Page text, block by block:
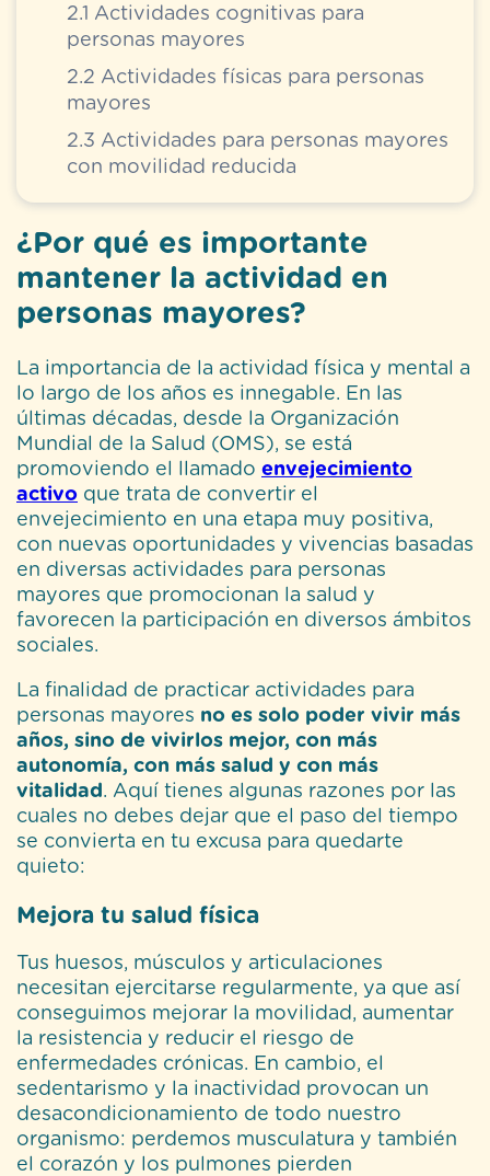
2.1 Actividades cognitivas para
personas mayores
2.2 Actividades físicas para personas
mayores
2.3 Actividades para personas mayores
con movilidad reducida
¿Por qué es importante
mantener la actividad en
personas mayores?
La importancia de la actividad física y mental a
lo largo de los años es innegable. En las
últimas décadas, desde la Organización
Mundial de la Salud (OMS), se está
promoviendo el llamado envejecimiento
activo que trata de convertir el
envejecimiento en una etapa muy positiva,
con nuevas oportunidades y vivencias basadas
en diversas actividades para personas
mayores que promocionan la salud y
favorecen la participación en diversos ámbitos
sociales.
La finalidad de practicar actividades para
personas mayores no es solo poder vivir más
años, sino de vivirlos mejor, con más
autonomía, con más salud y con más
vitalidad. Aquí tienes algunas razones por las
cuales no debes dejar que el paso del tiempo
se convierta en tu excusa para quedarte
quieto:
Mejora tu salud física
Tus huesos, músculos y articulaciones
necesitan ejercitarse regularmente, ya que así
conseguimos mejorar la movilidad, aumentar
la resistencia y reducir el riesgo de
enfermedades crónicas. En cambio, el
sedentarismo y la inactividad provocan un
desacondicionamiento de todo nuestro
organismo: perdemos musculatura y también
el corazón y los pulmones pierden